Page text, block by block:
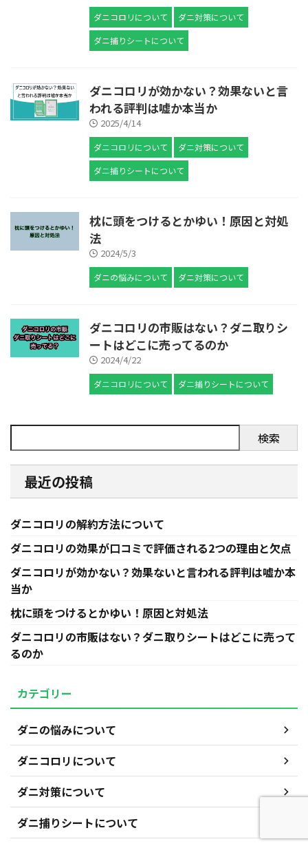
ダニコロリについて
ダニ対策について
ダニ捕りシートについて
ダニコロリが効かない？効果ないと言
われる評判は嘘か本当か
2025/4/14
ダニコロリについて
ダニ対策について
ダニ捕りシートについて
枕に頭をつけるとかゆい！原因と対処
法
2024/5/3
ダニの悩みについて ダニ対策について
ダニコロリの市販はない？ダニ取りシ
ートはどこに売ってるのか
2024/4/22
ダニコロリについて ダニ捕りシートについて
検索
最近の投稿
ダニコロリの解約方法について
ダニコロリの効果が口コミで評価される2つの理由と欠点
ダニコロリが効かない？効果ないと言われる評判は嘘か本
当か
枕に頭をつけるとかゆい！原因と対処法
ダニコロリの市販はない？ダニ取りシートはどこに売って
るのか
カテゴリー
ダニの悩みについて
ダニコロリについて
ダニ対策について
ダニ捕りシートについて